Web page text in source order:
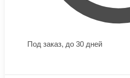
Под заказ, до 30 дней